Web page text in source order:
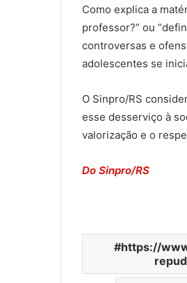
Como explica a
professor?” ou
controversas e
adolescentes se
O Sinpro/RS
esse desserviço à
valorização e o
Do Sinpro/RS
https://